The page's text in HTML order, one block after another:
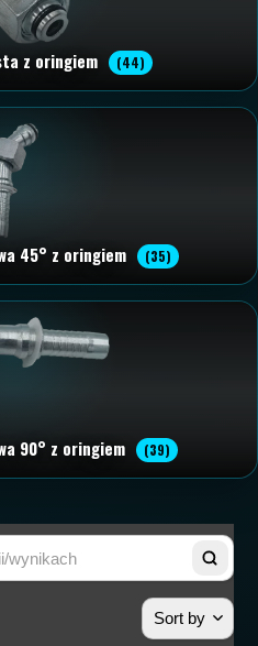
z oringiem (44)
45° z oringiem (35)
90° z oringiem (39)
Sort by